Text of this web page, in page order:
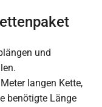
und
langen Kette,
benötigte Länge